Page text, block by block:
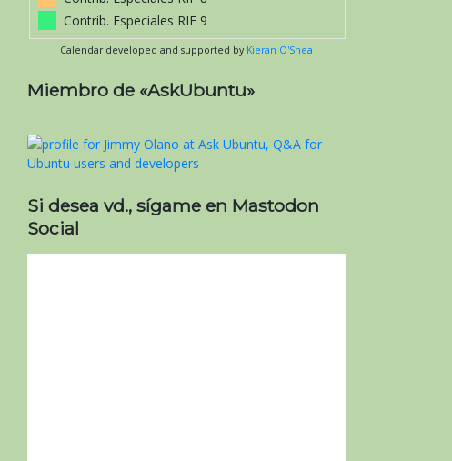
Contrib. Especiales RIF 9
Calendar developed and supported by Kieran O'Shea
Miembro de «AskUbuntu»
Si desea vd., sígame en Mastodon
Social